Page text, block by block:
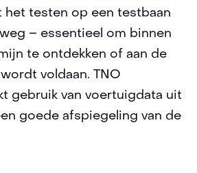
het testen op een testbaan
– essentieel om binnen
te ontdekken of aan de
voldaan. TNO
gebruik van voertuigdata uit
goede afspiegeling van de